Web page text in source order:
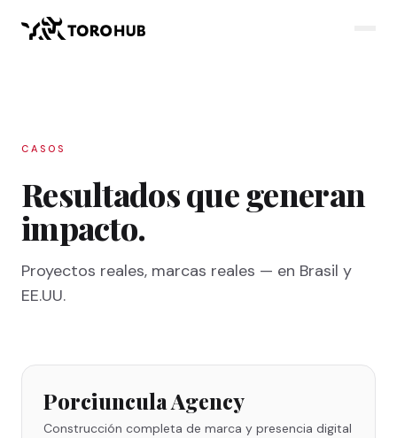
CASOS
Resultados que generan
impacto.
Proyectos reales, marcas reales — en Brasil y
EE.UU.
Porciuncula Agency
Construcción completa de marca y presencia digital